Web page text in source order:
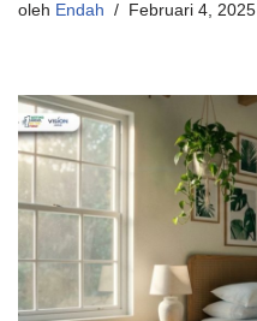
oleh Endah Februari 4, 2025